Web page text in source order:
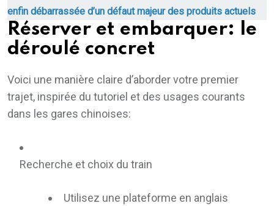
enfin débarrassée d’un défaut majeur des produits actuels
Réserver et embarquer: le
déroulé concret
Voici une manière claire d’aborder votre premier
trajet, inspirée du tutoriel et des usages courants
dans les gares chinoises:
Recherche et choix du train
Utilisez une plateforme en anglais